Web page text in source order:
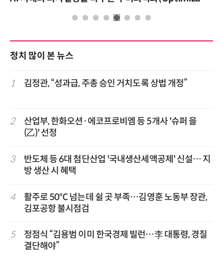
정치 많이 본 뉴스
1 김정관, “성과급, 주총 승인 거치도록 상법 개정”
2
산업부, 한화오션·에코프로비엠 등 5개사 '슈퍼 을
(乙)' 선정
3
반도체 등 6대 첨단산업 '국내생산세액공제' 신설… 지
방 생산 시 혜택
4
활주로 50℃ 넘는데 쉴 곳 부족…김영훈 노동부 장관,
김포공항 불시점검
5
정점식 “김용범 이미 한국경제 빌런…李 대통령, 경질
결단해야”